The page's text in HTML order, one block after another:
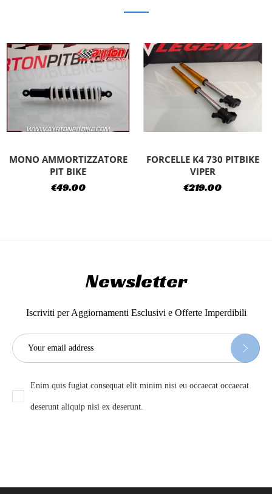
MONO AMMORTIZZATORE
PIT BIKE
€49.00
FORCELLE K4 730 PITBIKE
VIPER
€219.00
Newsletter
Iscriviti per Aggiornamenti Esclusivi e Offerte Imperdibili
Enim quis fugiat consequat elit minim nisi eu occaecat occaecat
deserunt aliquip nisi ex deserunt.